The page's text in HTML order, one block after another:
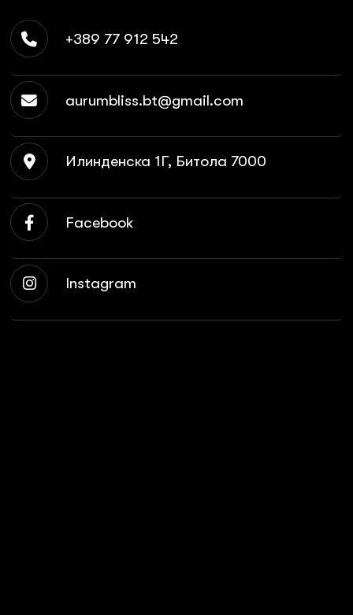
+389 77 912 542
aurumbliss.bt@gmail.com
Илинденска 1Г, Битола 7000
Facebook
Instagram